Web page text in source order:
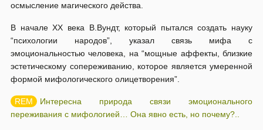
осмысление магического действа.
В начале XX века В.Вундт, который пытался создать науку
“психологии народов”, указал связь мифа с
эмоциональностью человека, на “мощные аффекты, близкие
эстетическому сопереживанию, которое является умеренной
формой мифологического олицетворения”.
Интересна природа связи эмоционального
переживания с мифологией… Она явно есть, но почему?..